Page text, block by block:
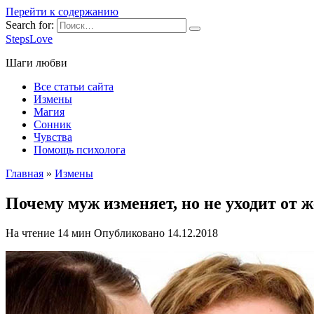
Перейти к содержанию
Search for:
StepsLove
Шаги любви
Все статьи сайта
Измены
Магия
Сонник
Чувства
Помощь психолога
Главная » Измены
Почему муж изменяет, но не уходит от
На чтение 14 мин Опубликовано 14.12.2018